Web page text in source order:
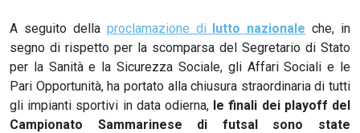
A seguito della proclamazione di lutto nazionale che, in
segno di rispetto per la scomparsa del Segretario di Stato
per la Sanità e la Sicurezza Sociale, gli Affari Sociali e le
Pari Opportunità, ha portato alla chiusura straordinaria di tutti
gli impianti sportivi in data odierna, le finali dei playoff del
Campionato Sammarinese di futsal sono state